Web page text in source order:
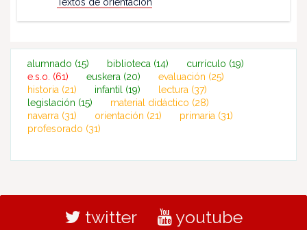
alumnado (15) biblioteca (14) currículo (19)
e.s.o. (61) euskera (20) evaluación (25)
historia (21) infantil (19) lectura (37)
legislación (15) material didáctico (28)
navarra (31) orientación (21) primaria (31)
profesorado (31)
twitter youtube